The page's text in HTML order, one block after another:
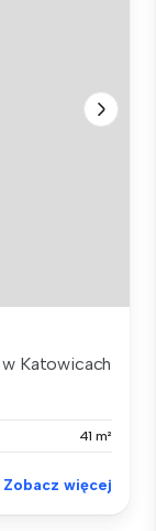
w Katowicach
41 m²
Zobacz więcej